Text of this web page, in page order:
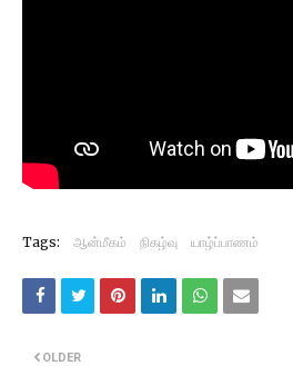
Tags: ஆன்மீகம் நிகழ்வு யாழ்ப்பாணம்
OLDER